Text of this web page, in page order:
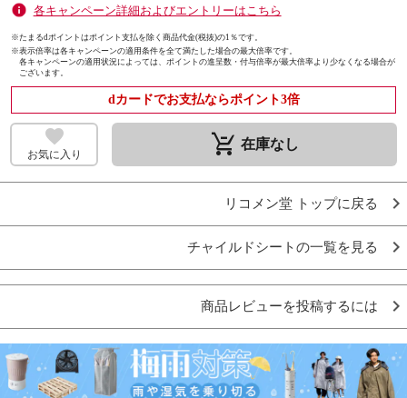
各キャンペーン詳細およびエントリーはこちら
※たまるdポイントはポイント支払を除く商品代金(税抜)の1％です。
※表示倍率は各キャンペーンの適用条件を全て満たした場合の最大倍率です。
各キャンペーンの適用状況によっては、ポイントの進呈数・付与倍率が最大倍率より少なくなる場合が
ございます。
dカードでお支払ならポイント3倍
お気に入り remove_shopping_cart 在庫なし
リコメン堂 トップに戻る
チャイルドシートの一覧を見る
商品レビューを投稿するには